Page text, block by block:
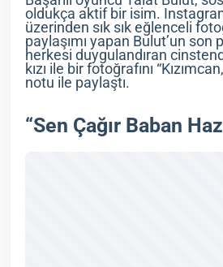
oldukça aktif bir isim.
üzerinden sık sık eğlenceli
paylaşımı yapan Bulut’un son
herkesi duygulandıran
kızı ile bir fotoğrafını
notu ile paylaştı.
“Sen Çağır Baban